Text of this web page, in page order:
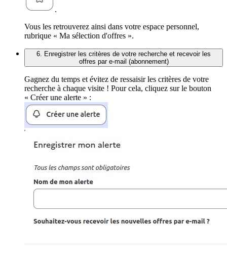
.
Vous les retrouverez ainsi dans votre espace personnel,
rubrique « Ma sélection d'offres ».
6. Enregistrer les critères de votre recherche et recevoir les
offres par e-mail (abonnement)
Gagnez du temps et évitez de ressaisir les critères de votre
recherche à chaque visite ! Pour cela, cliquez sur le bouton
« Créer une alerte » :